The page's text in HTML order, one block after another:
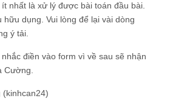
nhất là xử lý được bài toán đầu bài.
hữu dụng. Vui lòng để lại vài dòng
ý tải.
điền vào form vì về sau sẽ nhận
Cường.
(kinhcan24)